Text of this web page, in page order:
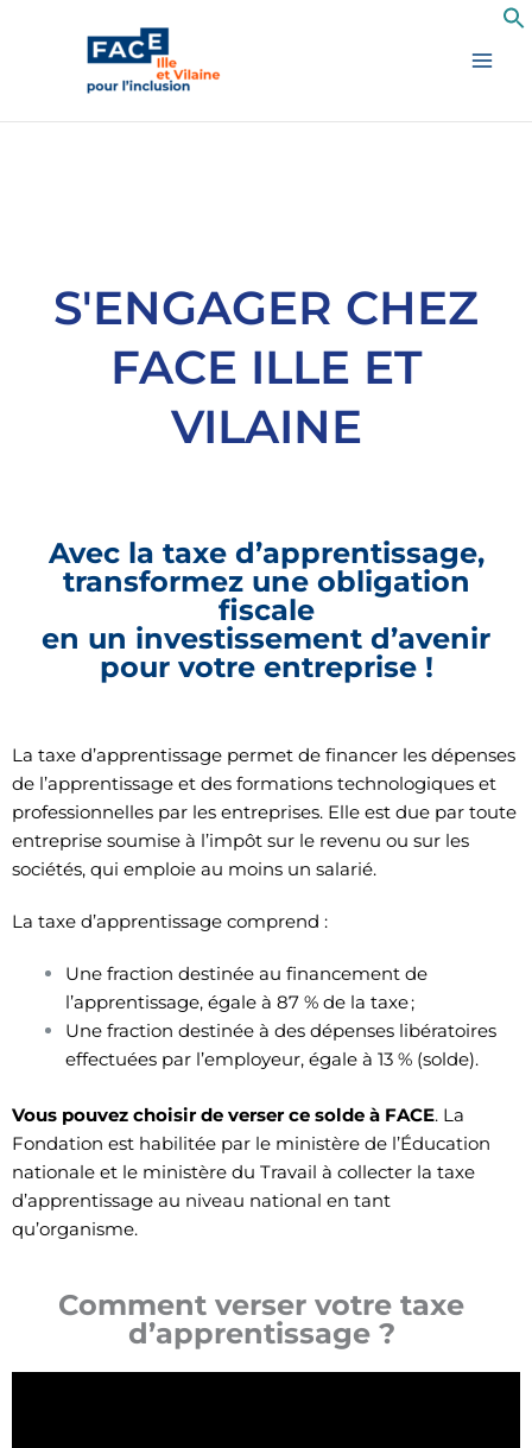
S'ENGAGER CHEZ
FACE ILLE ET
VILAINE
Avec la taxe d’apprentissage,
transformez une obligation
fiscale
en un investissement d’avenir
pour votre entreprise !
La taxe d’apprentissage permet de financer les dépenses
de l’apprentissage et des formations technologiques et
professionnelles par les entreprises. Elle est due par toute
entreprise soumise à l’impôt sur le revenu ou sur les
sociétés, qui emploie au moins un salarié.
La taxe d’apprentissage comprend :
Une fraction destinée au financement de
l’apprentissage, égale à 87 % de la taxe ;
Une fraction destinée à des dépenses libératoires
effectuées par l’employeur, égale à 13 % (solde).
Vous pouvez choisir de verser ce solde à FACE. La
Fondation est habilitée par le ministère de l’Éducation
nationale et le ministère du Travail à collecter la taxe
d’apprentissage au niveau national en tant
qu’organisme.
Comment verser votre taxe
d’apprentissage ?